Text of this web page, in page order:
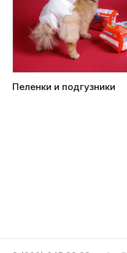
Пеленки и подгузники